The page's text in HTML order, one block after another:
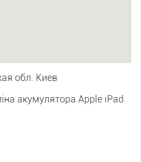
обл. Киев
акумулятора Apple iPad